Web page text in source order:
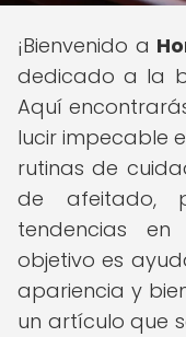
¡Bienvenido a
dedicado a la
Aquí
lucir impecable
rutinas de
de afeitado,
tendencias en
objetivo es
apariencia y
un artículo que